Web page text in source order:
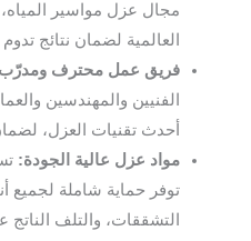
مجال عزل مواسير
العالمية لضمان نتائج
فريق عمل محترف
الفنيين والمهندسين
أحدث تقنيات العزل،
مواد عزل عالية الجودة:
توفر حماية شاملة لجميع
التشققات، والتلف